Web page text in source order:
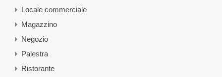
Locale commerciale
Magazzino
Negozio
Palestra
Ristorante